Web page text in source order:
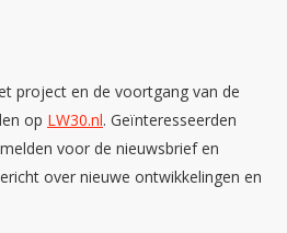
project en de voortgang van de
op LW30.nl. Geïnteresseerden
voor de nieuwsbrief en
over nieuwe ontwikkelingen en